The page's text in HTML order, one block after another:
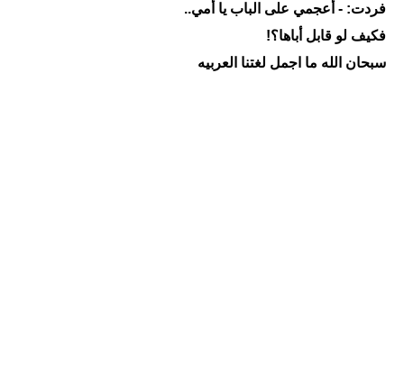
فردت: - أعجمي على الباب يا أمي..
فكيف لو قابل أباها؟!
سبحان الله ما اجمل لغتنا العربيه